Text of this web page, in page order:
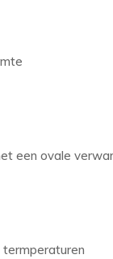
een ovale
termperaturen